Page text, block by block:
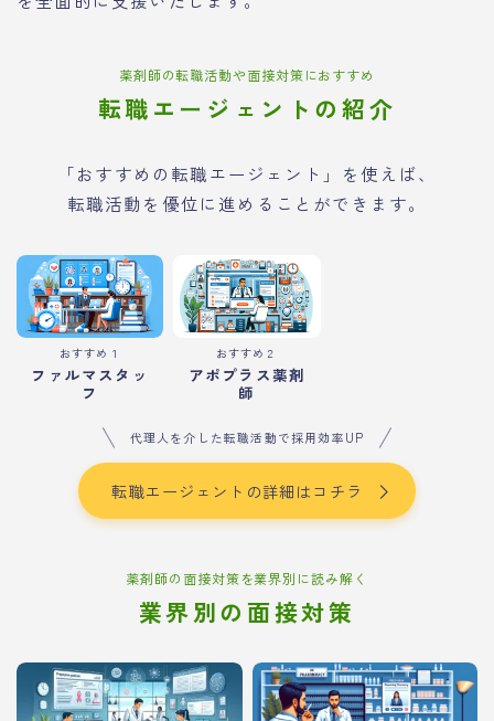
薬剤師の転職活動や面接対策におすすめ
転職エージェントの紹介
「おすすめの転職エージェント」を使えば、
転職活動を優位に進めることができます。
おすすめ１
ファルマスタッ
フ
おすすめ２
アポプラス薬剤
師
代理人を介した転職活動で採用効率UP
転職エージェントの詳細はコチラ
薬剤師の面接対策を業界別に読み解く
業界別の面接対策